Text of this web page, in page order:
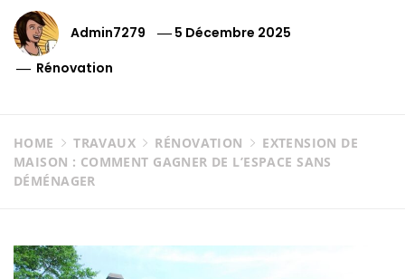
Admin7279
5 Décembre 2025
Rénovation
HOME TRAVAUX RÉNOVATION
EXTENSION DE
MAISON : COMMENT GAGNER DE L’ESPACE SANS
DÉMÉNAGER